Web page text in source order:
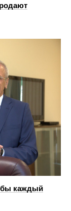
каждый